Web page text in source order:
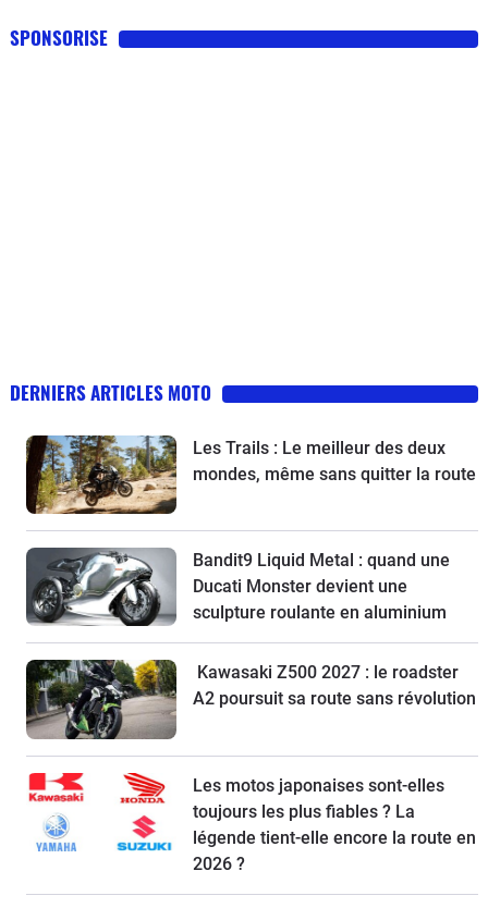
SPONSORISE
DERNIERS ARTICLES MOTO
Les Trails : Le meilleur des deux
mondes, même sans quitter la route
Bandit9 Liquid Metal : quand une
Ducati Monster devient une
sculpture roulante en aluminium
Kawasaki Z500 2027 : le roadster
A2 poursuit sa route sans révolution
Les motos japonaises sont-elles
toujours les plus fiables ? La
légende tient-elle encore la route en
2026 ?